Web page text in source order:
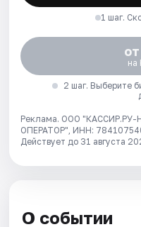
1 шаг.
на
2 шаг. Выберите
Реклама. ООО
ОПЕРАТОР", ИНН:
Действует до 31 августа
О событии